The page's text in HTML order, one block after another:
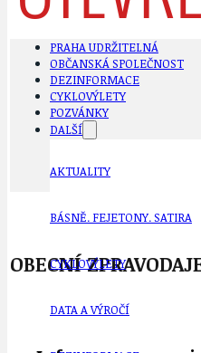
PRAHA UDRŽITELNÁ
OBČANSKÁ SPOLEČNOST
DEZINFORMACE
CYKLOVÝLETY
POZVÁNKY
DALŠÍ
AKTUALITY
BÁSNĚ. FEJETONY. SATIRA
CYKLOVÝLETY
DATA A VÝROČÍ
OBECNÍ